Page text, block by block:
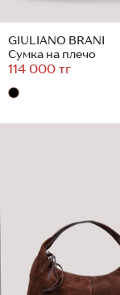
GIULIANO BRANI
Сумка на плечо
114 000 тг